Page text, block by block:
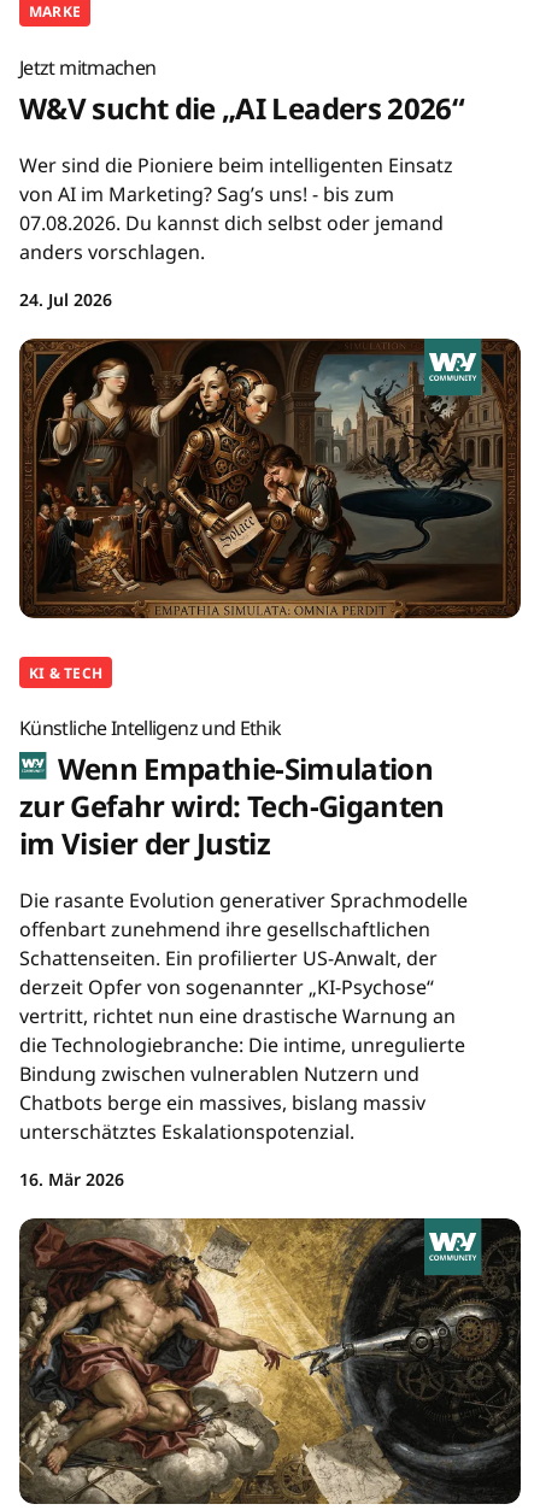
MARKE
Jetzt mitmachen
W&V sucht die „AI Leaders 2026“
Wer sind die Pioniere beim intelligenten Einsatz
von AI im Marketing? Sag’s uns! - bis zum
07.08.2026. Du kannst dich selbst oder jemand
anders vorschlagen.
24. Jul 2026
KI & TECH
Künstliche Intelligenz und Ethik
Wenn Empathie-Simulation
zur Gefahr wird: Tech-Giganten
im Visier der Justiz
Die rasante Evolution generativer Sprachmodelle
offenbart zunehmend ihre gesellschaftlichen
Schattenseiten. Ein profilierter US-Anwalt, der
derzeit Opfer von sogenannter „KI-Psychose“
vertritt, richtet nun eine drastische Warnung an
die Technologiebranche: Die intime, unregulierte
Bindung zwischen vulnerablen Nutzern und
Chatbots berge ein massives, bislang massiv
unterschätztes Eskalationspotenzial.
16. Mär 2026